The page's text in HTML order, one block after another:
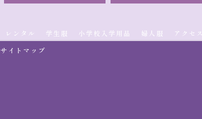
レンタル 学生服 小学校入学用品 婦人服 アクセス
サイトマップ